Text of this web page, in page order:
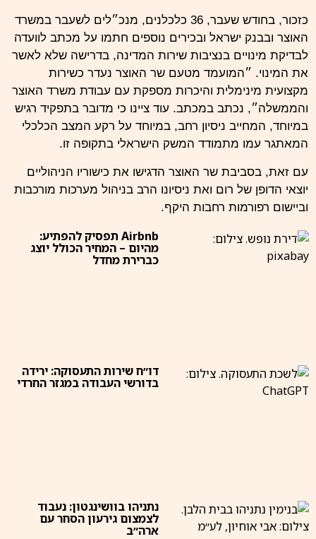
כזכור, בחודש שעבר, 36 כלכלנים, מנכ״לים לשעבר במשרד
האוצר ובבנק ישראל ובכירים נוספים חתמו על מכתב לוועדה
לבדיקת מינויים בנציבות שירות המדינה, בדרישה שלא לאשר
את המינוי. ״המועמד מטעם שר האוצר נעדר כשירות
מקצועית מינימלית והיכרות מספקת עם עבודת משרד האוצר
והממשלה״, נכתב במכתב. עוד ציינו כי מדובר בתפקיד רגיש
במיוחד, המחייב ניסיון רחב, במיוחד על רקע המצב הכלכלי
המאתגר עמו מתמודד המשק הישראלי בתקופה זו.
עם זאת, בסביבת שר האוצר הדגישו את כישוריו הניהוליים
יוצאי הדופן של רום ואת ניסיונו הרב בניהול מערכות מורכבות
וביישום רפורמות רחבות היקף.
Airbnb תפסיק להפתיע:
מהיום – המחיר הכולל יוצג
כברירת מחדל
דו״ח שירות התעסוקה: ירידה
בדורשי העבודה במגזר החרדי
נתניהו בוושינגטון: נעבוד
לצמצום גירעון הסחר עם
ארה״ב